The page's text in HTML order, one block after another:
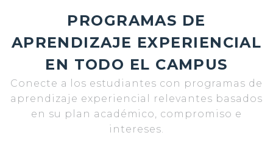
PROGRAMAS DE
APRENDIZAJE EXPERIENCIAL
EN TODO EL CAMPUS
Conecte a los estudiantes con programas de
aprendizaje experiencial relevantes basados
en su plan académico, compromiso e
intereses.